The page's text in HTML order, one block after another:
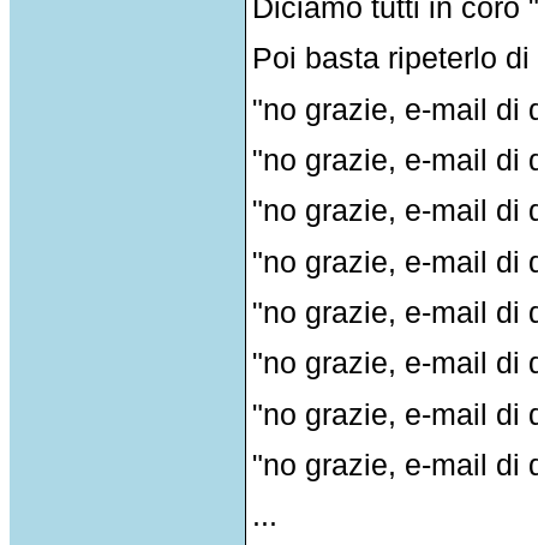
Diciamo tutti in coro
Poi basta ripeterlo
"no grazie, e-mail di
"no grazie, e-mail di
"no grazie, e-mail di
"no grazie, e-mail di
"no grazie, e-mail di
"no grazie, e-mail di
"no grazie, e-mail di
"no grazie, e-mail di
...